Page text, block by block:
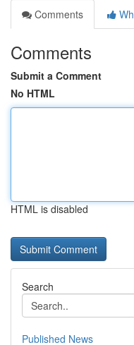
Comments
Comments
Submit a Comment
No HTML
HTML is disabled
Search
Published News